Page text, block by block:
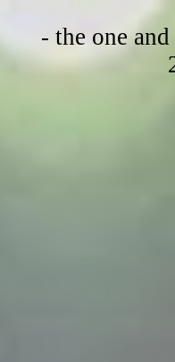
- the one